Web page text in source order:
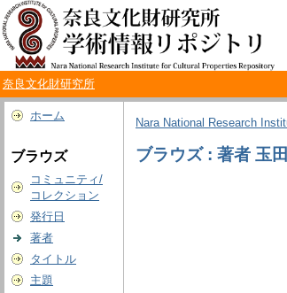
奈良文化財研究所
ホーム
ブラウズ
コミュニティ/
コレクション
発行日
著者
タイトル
主題
Nara National Research
ブラウズ : 著者 玉